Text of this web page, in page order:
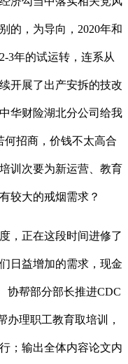
的，为导向，2020年和
3年的试运转，连系从
开展了出产安拆的技改
华财险湖北分公司给我
何招商，价钱不太高合
训次要为新运营、教育
较大的戒烟需求？
正在这段时间进修了
日益增加的需求，现金
协帮部分部长推进CDC
办理职工教育取培训，
；输出全体内容论文内